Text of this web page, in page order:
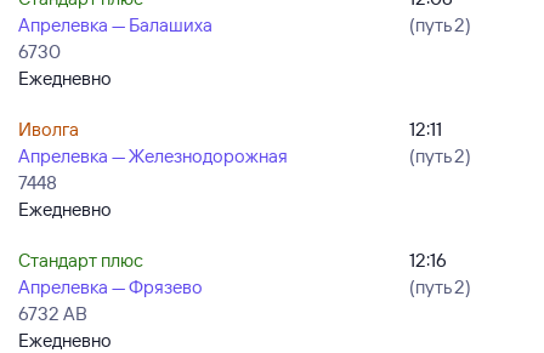
Апрелевка — Балашиха
6730
Ежедневно
(путь 2)
Иволга
Апрелевка — Железнодорожная
7448
Ежедневно
12:11
(путь 2)
Стандарт плюс
Апрелевка — Фрязево
6732 АВ
Ежедневно
12:16
(путь 2)